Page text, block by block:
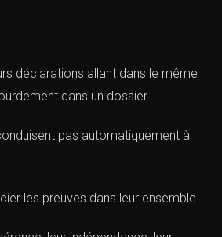
lourdement dans un dossier.